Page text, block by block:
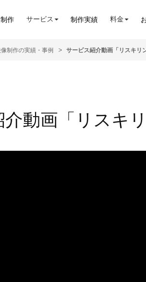
作 サービス 制作実績 料金
制作の実績・事例 サービス紹介動画「リスキリ
介動画「リスキ